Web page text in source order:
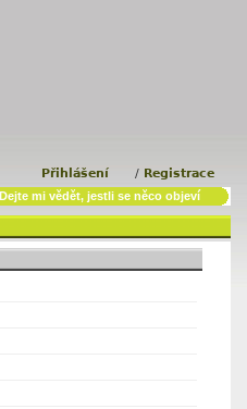
Přihlášení / Registrace
Dejte mi vědět, jestli se něco objeví